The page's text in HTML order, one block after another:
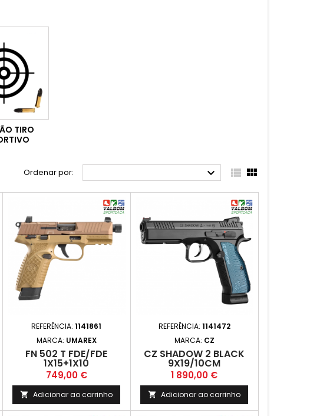
TIRO
Ordenar por:   
REFERÊNCIA:1141861
MARCA: UMAREX
FN 502 T FDE/FDE
1X15+1X10
Preço
749,00 €
 Adicionar ao carrinho
REFERÊNCIA: 1141472
MARCA: CZ
CZ SHADOW 2 BLACK
9X19/10CM
Preço
1 890,00 €
 Adicionar ao carrinho